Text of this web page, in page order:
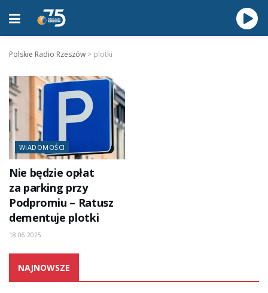
Polskie Radio Rzeszów > plotki
WIADOMOŚCI
Nie będzie opłat
za parking przy
Podpromiu – Ratusz
dementuje plotki
18.06.2025
NAJNOWSZE